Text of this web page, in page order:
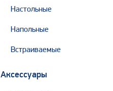
Настольные
Напольные
Встраиваемые
Аксессуары